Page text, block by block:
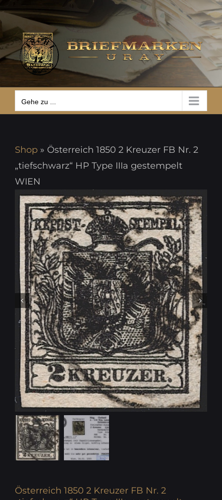
Zum
Inhalt
springen
Gehe zu ...
Gehe zu ...
Shop » Österreich 1850 2 Kreuzer FB Nr. 2
„tiefschwarz“ HP Type IIIa gestempelt
WIEN
Österreich 1850 2 Kreuzer FB Nr. 2